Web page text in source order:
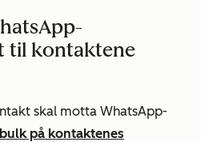
til kontaktene
skal motta WhatsApp-
på kontaktenes